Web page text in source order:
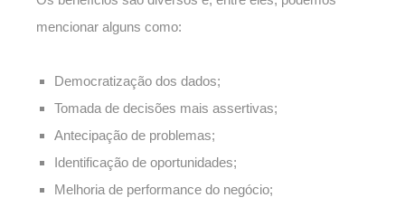
mencionar alguns como:
Democratização dos dados;
Tomada de decisões mais assertivas;
Antecipação de problemas;
Identificação de oportunidades;
Melhoria de performance do negócio;